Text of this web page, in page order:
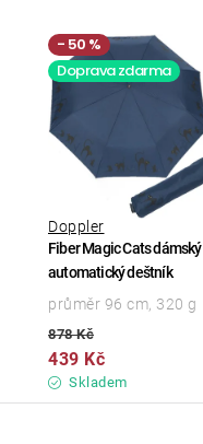
50 %
Doprava zdarma
Fiber Magic Cats dámský
automatický deštník
Doppler
Skladem
439 Kč
878 Kč
průměr 96 cm, 320 g